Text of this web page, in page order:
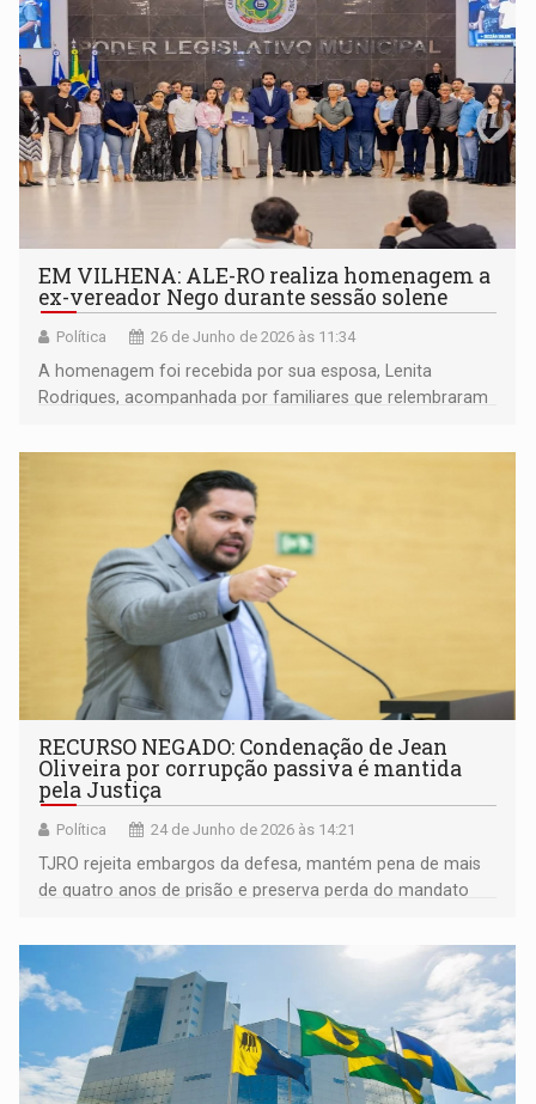
EM VILHENA: ALE-RO realiza homenagem a
ex-vereador Nego durante sessão solene
Política 26 de Junho de 2026 às 11:34
A homenagem foi recebida por sua esposa, Lenita
Rodrigues, acompanhada por familiares que relembraram
RECURSO NEGADO: Condenação de Jean
Oliveira por corrupção passiva é mantida
pela Justiça
Política 24 de Junho de 2026 às 14:21
TJRO rejeita embargos da defesa, mantém pena de mais
de quatro anos de prisão e preserva perda do mandato